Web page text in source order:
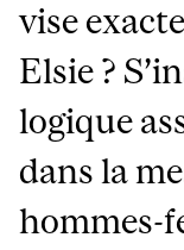
vise
Elsie ?
logique
dans la
hommes-